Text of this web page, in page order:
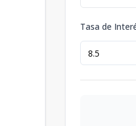
Tasa de